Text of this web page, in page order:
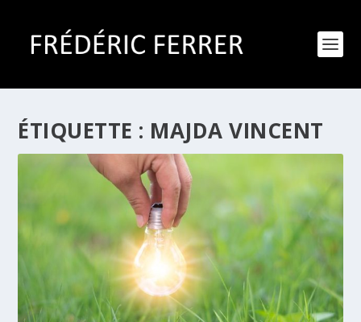
ÉTIQUETTE : MAJDA VINCENT